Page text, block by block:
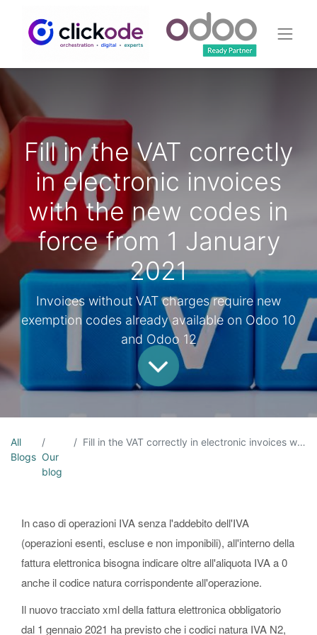
Fill in the VAT correctly
in electronic invoices
with the new codes in
force from 1 January
2021
Invoices without VAT charges require new
exemption codes already available on Odoo 10
and Odoo 12
All
Blogs Our
blog
Fill in the VAT correctly in electronic invoices with the new codes in force from 1 January 2021
In caso di operazioni IVA senza l'addebito dell'IVA
(operazioni esenti, escluse e non imponibili), all'interno della
fattura elettronica bisogna indicare oltre all'aliquota IVA a 0
anche il codice natura corrispondente all'operazione.
Il nuovo tracciato xml della fattura elettronica obbligatorio
dal 1 gennaio 2021 ha previsto che i codici natura IVA N2,